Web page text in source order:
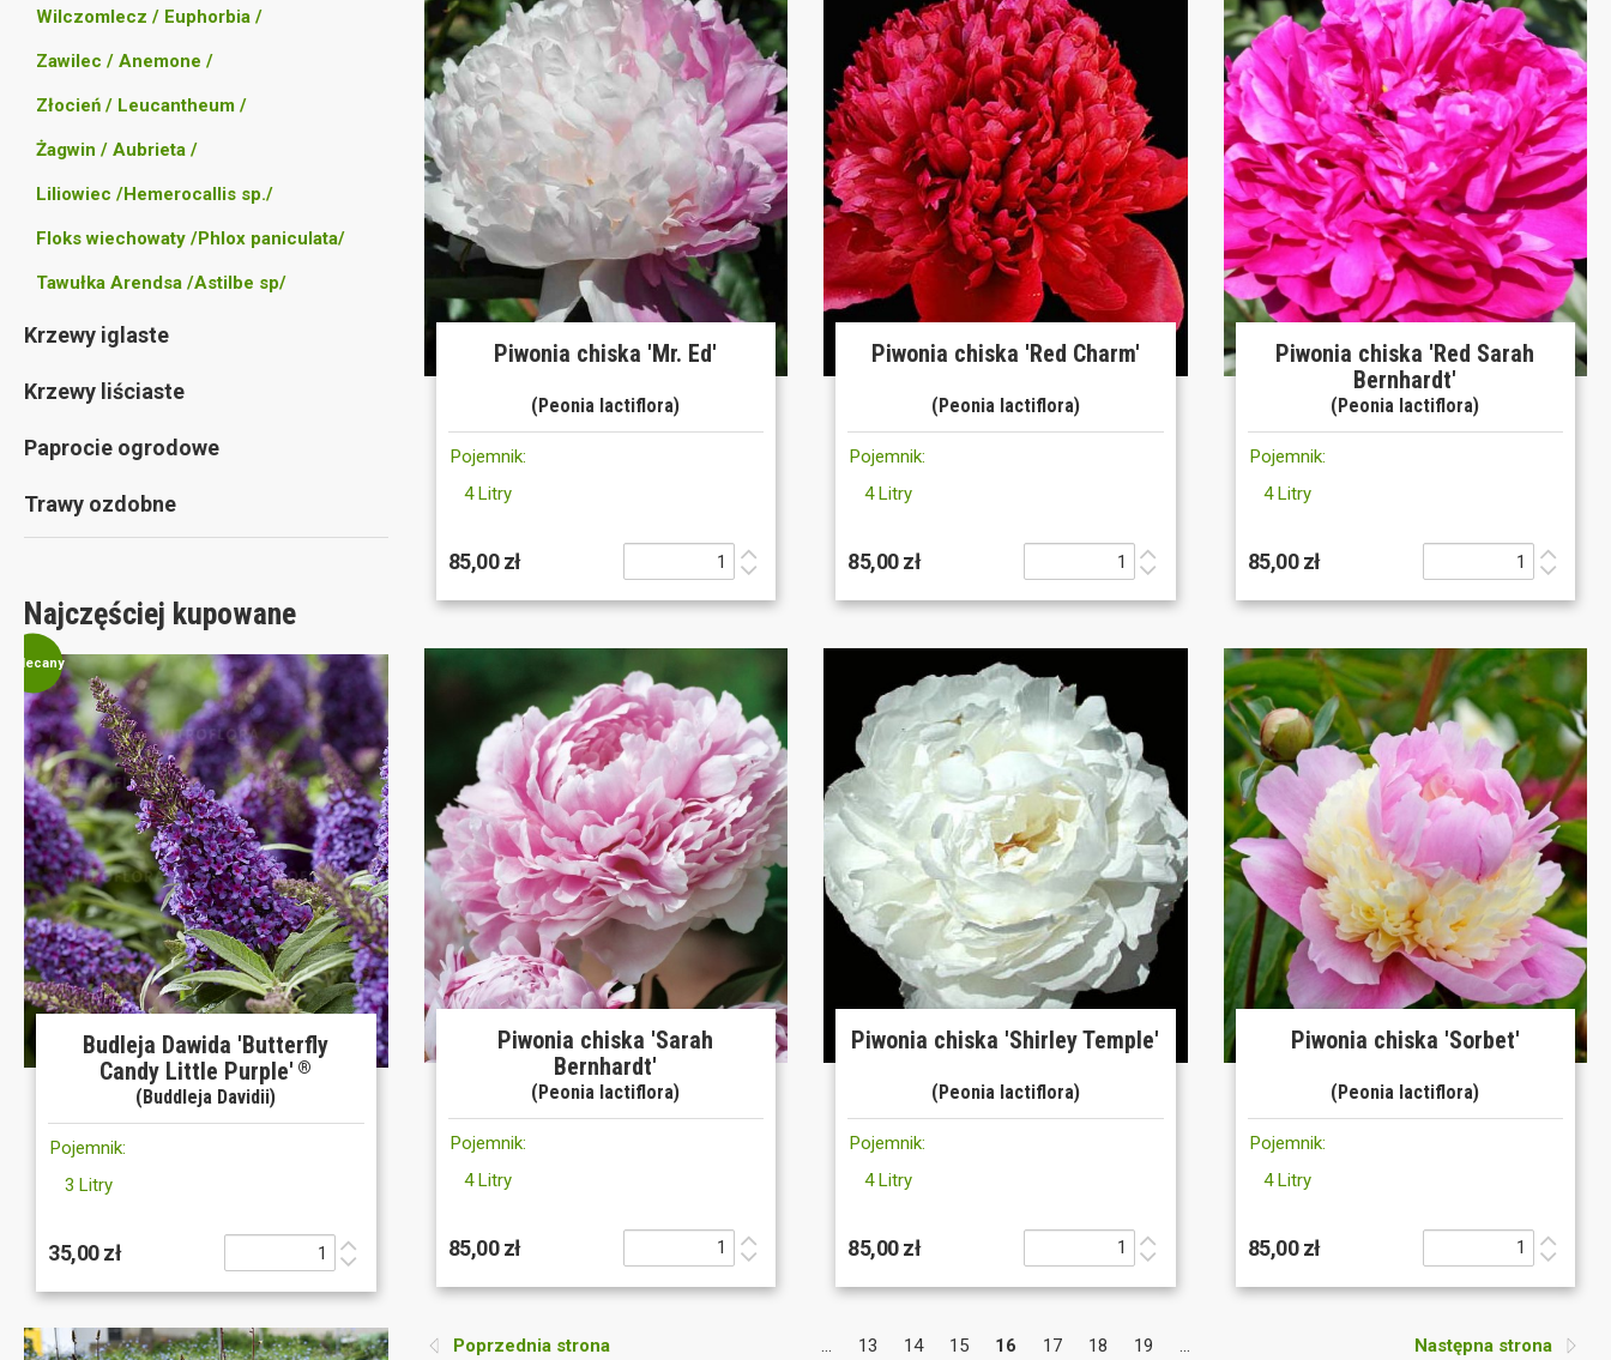
Wilczomlecz / Euphorbia /
Zawilec / Anemone /
Złocień / Leucantheum /
Żagwin / Aubrieta /
Liliowiec /Hemerocallis sp./
Floks wiechowaty /Phlox paniculata/
Tawułka Arendsa /Astilbe sp/
Krzewy iglaste
Krzewy liściaste
Paprocie ogrodowe
Trawy ozdobne
Najczęściej kupowane
Polecany
Budleja Dawida 'Butterfly
Candy Little Purple' ®
(Buddleja Davidii)
Pojemnik:
3 Litry
35,00 zł
Piwonia chiska 'Mr. Ed'
(Peonia lactiflora)
Pojemnik:
4 Litry
85,00 zł
Piwonia chiska 'Red Charm'
(Peonia lactiflora)
Pojemnik:
4 Litry
85,00 zł
Piwonia chiska 'Red Sarah
Bernhardt'
(Peonia lactiflora)
Pojemnik:
4 Litry
85,00 zł
Piwonia chiska 'Sarah
Bernhardt'
(Peonia lactiflora)
Pojemnik:
4 Litry
85,00 zł
Piwonia chiska 'Shirley Temple'
(Peonia lactiflora)
Pojemnik:
4 Litry
85,00 zł
Piwonia chiska 'Sorbet'
(Peonia lactiflora)
Pojemnik:
4 Litry
85,00 zł
Poprzednia strona ... 13 14 15 16 17 18 19 ... Następna strona